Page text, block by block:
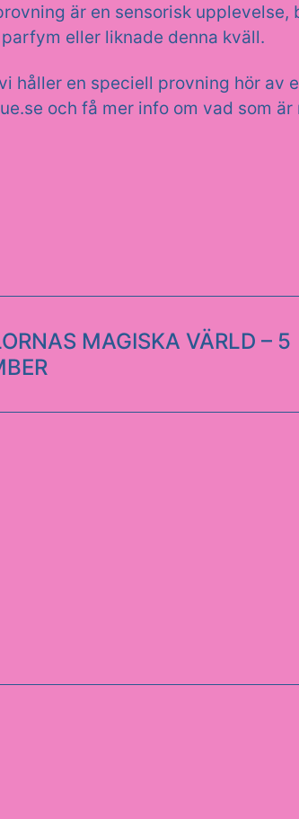
är en sensorisk upplevelse,
eller liknade denna kväll.
håller en speciell provning hör av
och få mer info om vad som är
MAGISKA VÄRLD – 5